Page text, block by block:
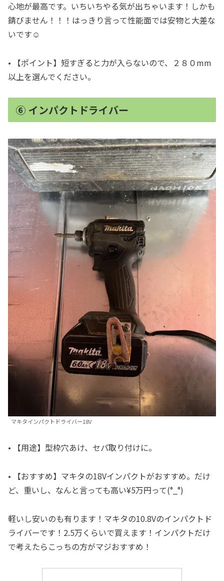
心地が最高です。いちいちやる気が出ちゃいます！しかも
錆びません！！！はっきり言って性能面では安物と大差な
いです☺︎
• 【ポイント】短すぎると力が入らないので、２８０mm
以上を選んでください。
⑥ インパクトドライバー
マキタインパクトドライバー18V
• 【用途】型枠穴あけ、セパ取り付けに。
• 【おすすめ】マキタの18Vインパクトがおすすめ。だけ
ど、重いし、なんと言っても高い¥5万円って(°_°)
軽いし安いのも有ります！マキタの10.8Vのインパクトド
ライバーです！2.5万くらいで買えます！インパクトだけ
で考えたらこっちの方がマジおすすめ！